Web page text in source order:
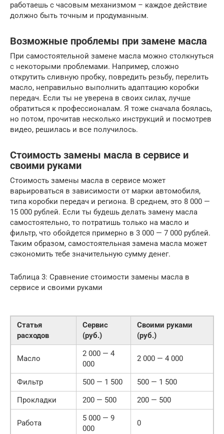
работаешь с часовым механизмом – каждое действие
должно быть точным и продуманным.
Возможные проблемы при замене масла
При самостоятельной замене масла можно столкнуться
с некоторыми проблемами. Например, сложно
открутить сливную пробку, повредить резьбу, перелить
масло, неправильно выполнить адаптацию коробки
передач. Если ты не уверена в своих силах, лучше
обратиться к профессионалам. Я тоже сначала боялась,
но потом, прочитав несколько инструкций и посмотрев
видео, решилась и все получилось.
Стоимость замены масла в сервисе и
своими руками
Стоимость замены масла в сервисе может
варьироваться в зависимости от марки автомобиля,
типа коробки передач и региона. В среднем, это 8 000 —
15 000 рублей. Если ты будешь делать замену масла
самостоятельно, то потратишь только на масло и
фильтр, что обойдется примерно в 3 000 — 7 000 рублей.
Таким образом, самостоятельная замена масла может
сэкономить тебе значительную сумму денег.
Таблица 3: Сравнение стоимости замены масла в
сервисе и своими руками
Статья
расходов
Сервис
(руб.)
Своими руками
(руб.)
Масло
2 000 — 4
000
2 000 — 4 000
Фильтр 500 — 1 500
500 — 1 500
Прокладки
200 — 500 200 — 500
Работа
5 000 — 9
000
0